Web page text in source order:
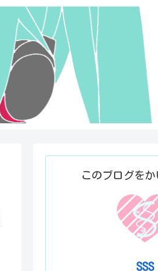
このブログを
SSS